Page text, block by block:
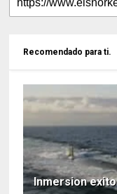
Recomendado para ti.
Inmersion